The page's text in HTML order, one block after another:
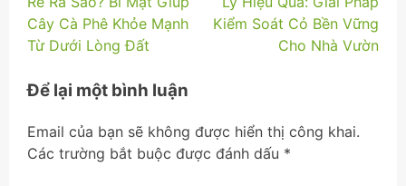
bài
Cây Cà Phê Khỏe Mạnh
Từ Dưới Lòng Đất
Kiểm Soát Cỏ Bền Vững
Cho Nhà Vườn
Để lại một bình luận
Email của bạn sẽ không được hiển thị công khai.
Các trường bắt buộc được đánh dấu *